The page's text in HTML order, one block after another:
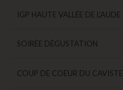
IGP HAUTE VALLÉE DE L'AUDE
SOIRÉE DÉGUSTATION
COUP DE COEUR DU CAVISTE